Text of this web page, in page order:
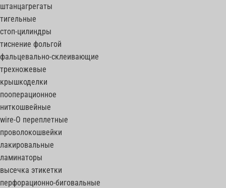
штанцагрегаты
тигельные
стоп-цилиндры
тиснение фольгой
фальцевально-склеивающие
трехножевые
крышкоделки
пооперационное
ниткошвейные
wire-O переплетные
проволокошвейки
лакировальные
ламинаторы
высечка этикетки
перфорационно-биговальные